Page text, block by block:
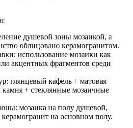
душевой зоны мозаикой, а
облицовано керамогранитом.
использование мозаики как
акцентных фрагментов среди
глянцевый кафель + матовая
+ стеклянные мозаичные
мозаика на полу душевой,
керамогранит на основном полу.